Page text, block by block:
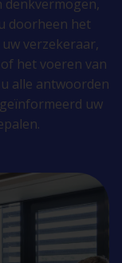
denkvermogen,
doorheen het
verzekeraar,
het voeren van
alle antwoorden
uw